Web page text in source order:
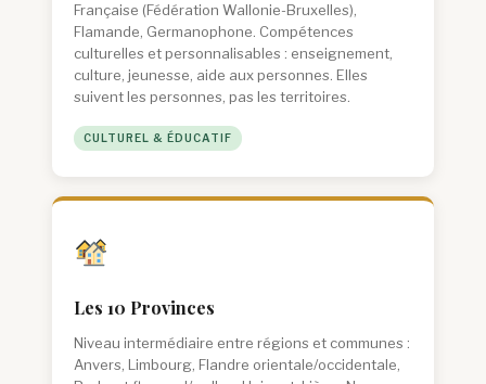
Française (Fédération Wallonie-Bruxelles),
Flamande, Germanophone. Compétences
culturelles et personnalisables : enseignement,
culture, jeunesse, aide aux personnes. Elles
suivent les personnes, pas les territoires.
CULTUREL & ÉDUCATIF
Les 10 Provinces
Niveau intermédiaire entre régions et communes :
Anvers, Limbourg, Flandre orientale/occidentale,